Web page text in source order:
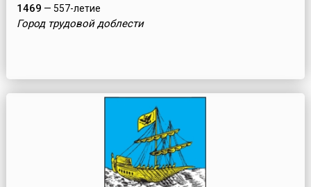
1469 — 557-летие
Город трудовой доблести